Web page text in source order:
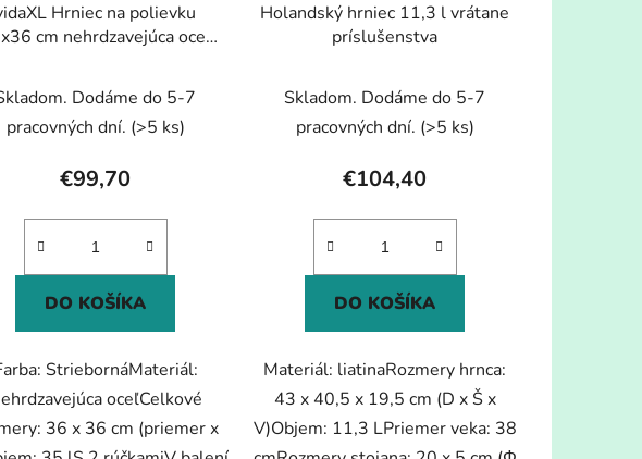
Hrniec na polievku
cm nehrdzavejúca oceľ
Dodáme do 5-7
pracovných dní. (>5 ks)
€99,70
DO KOŠÍKA
StriebornáMateriál:
oceľCelkové
36 x 36 cm (priemer x
Holandský hrniec 11,3 l vrátane
príslušenstva
Skladom. Dodáme do 5-7
pracovných dní. (>5 ks)
€104,40
DO KOŠÍKA
Materiál: liatinaRozmery hrnca:
43 x 40,5 x 19,5 cm (D x Š x
V)Objem: 11,3 LPriemer veka: 38